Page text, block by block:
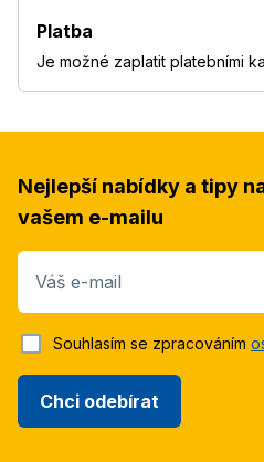
Platba
Je možné zaplatit platebními
Nejlepší nabídky a tipy
vašem e-mailu
Váš e-mail
Chci odebírat
Souhlasím se zpracováním